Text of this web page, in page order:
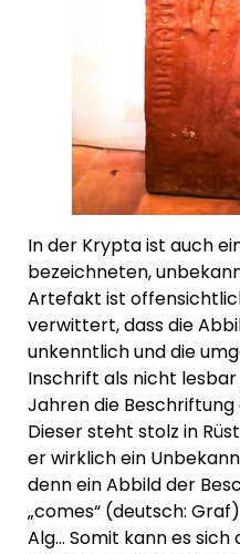
In der Krypta ist auch
bezeichneten,
Artefakt ist
verwittert, dass die
unkenntlich und die
Inschrift als nicht
Jahren die
Dieser steht stolz in
er wirklich ein
denn ein Abbild der
„comes“ (deutsch:
Alg… Somit kann es